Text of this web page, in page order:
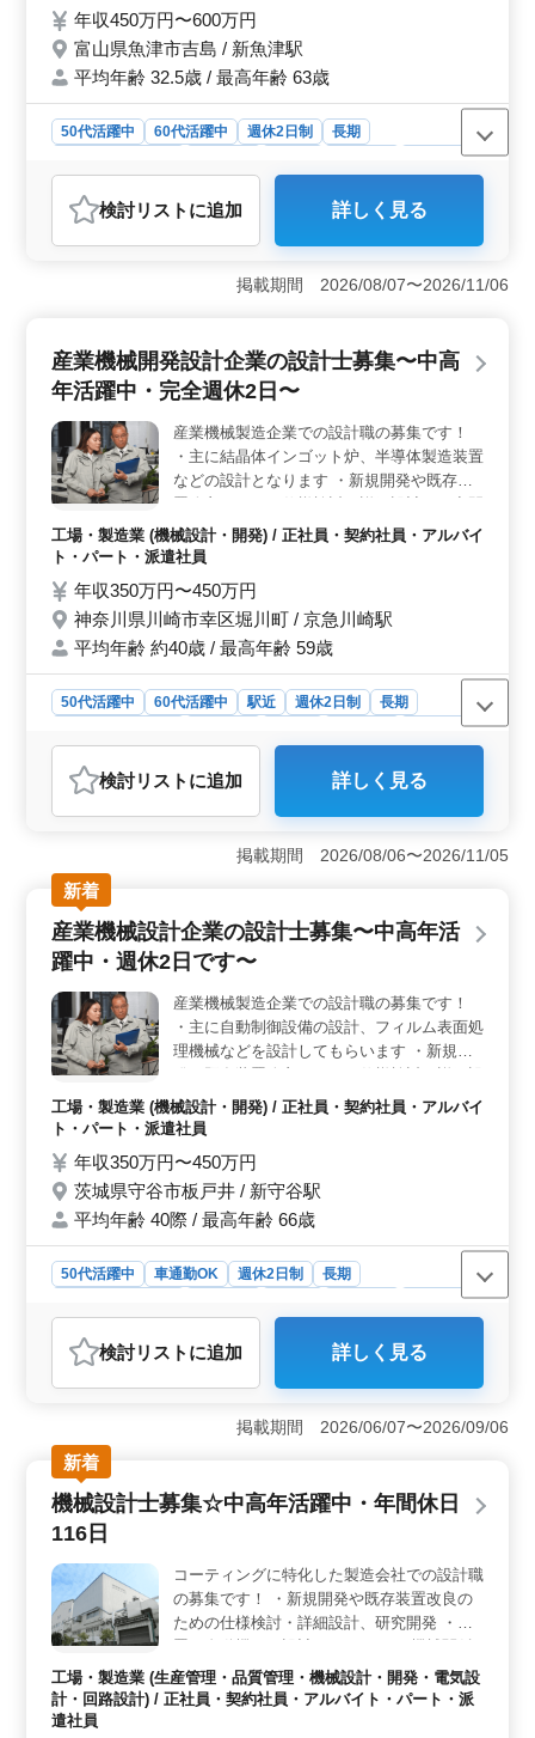
40代活躍している現場です。 ぜひご応募く
ださい！
年収450万円〜600万円
富山県魚津市吉島 / 新魚津駅
平均年齢 32.5歳 / 最高年齢 63歳
50代活躍中 60代活躍中 週休2日制
長期
派遣社員
おすすめポイント
＜製造エキスパート＞ 同社は製造業において、LSI設計
から電子制御機器まで幅広い分野において確かな実績を
誇ります。組込システム開発の中でも、アナログ・デジ
し、小型筐体から大型ラックまでの機構・筐体・構造設
計を行います。また、ハードウェア設計においては電子
性を追求しています。 ＜働きやすさ抜群＞ 魚津市
吉島の中堅企業で、新魚津駅からのアクセスも良好で
す。週休2日制で残業は少なめ、定期的な休日も確保され
ています。年収400万円〜600万円、通勤手当全額支給な
どの待遇も整っており、安心して長く働ける環境が整っ
ています。
検討リスト に追加 詳しく見る
掲載期間 2026/08/07〜2026/11/06
産業機械開発設計企業の設計士募集〜中高
年活躍中・完全週休2日〜
産業機械製造企業での設計職の募集です！
・主に結晶体インゴット炉、半導体製造装置
などの設計となります ・新規開発や既存装
発 ・他企業への機械、装置、器具の設計、
製図の指導業務 ＣＡＤ経験者募集中 特に半
応募お待ちしております！
工場・製造業 (機械設計・開発) / 正社員・契約社員・アルバイ
ト・パート・派遣社員
年収350万円〜450万円
神奈川県川崎市幸区堀川町 / 京急川崎駅
平均年齢 約40歳 / 最高年齢 59歳
50代活躍中 60代活躍中 駅近 週休2日制
長期
派遣社員
工場・製造業
おすすめポイント
＜高度技術の挑戦＞ 産業機械の設計に挑戦しません
か？結晶体インゴット炉や半導体製造装置の新規開発や
改良に携わります。研究開発と具体的な設計、製図指導
の幅広い業務で、お客様の期待に応える高度な技術を提
供します。 ＜CADスキル重視＞ CAD経験者、特に
半導体装置設計の経験者を歓迎します。先端技術を活か
し、機械、装置、器具の設計に携わりませんか？設計に
出しましょう。 ＜働きやすい環境＞ 完全週休2日制
で、土日祝はお休みです。夏季休業、年末年始、GW休暇
も取得可能です。残業は月平均10時間と少なめで、ワー
クライフバランスを重視しています。女性も歓迎し、禁
煙の快適な職場環境でお待ちしています。
検討リスト に追加 詳しく見る
掲載期間 2026/08/06〜2026/11/05
新着
産業機械設計企業の設計士募集〜中高年活
躍中・週休2日です〜
産業機械製造企業での設計職の募集です！
・主に自動制御設備の設計、フィルム表面処
理機械などを設計してもらいます ・新規開
計、研究開発 ・他企業への機械、装置、器
具の設計、製図の指導業務 AUTOCAD経験
者優遇致します 皆様のご応募お待ちしてお
ります！
工場・製造業 (機械設計・開発) / 正社員・契約社員・アルバイ
ト・パート・派遣社員
年収350万円〜450万円
茨城県守谷市板戸井 / 新守谷駅
平均年齢 40際 / 最高年齢 66歳
50代活躍中 車通勤OK 週休2日制
長期
派遣社員
工場・製造業
おすすめポイント
＜ベテラン設計士の大募集＞ 自動制御設備やフィルム
表面処理機械などの設計業務を担当し、新規開発や既存
装置の改良、研究開発に携わります。ベテラン経験者を
積極的に求めており、中高年の方も歓迎していま
す。 ＜CAD経験者優遇＞ AUTOCAD経験者を特に
歓迎しています。また、ロールtoロール装置設計経験者は
優遇されるポイントとなります。CADを駆使して設計に
です。 ＜好条件の待遇＞ 週休2日制で、土日祝が休
みとなります。残業も少なめでワークライフバランスを
重視しています。交通手段には車通勤が可能で、無料駐
車場も完備されています。年収は350〜450万円と、経験
やスキルに見合った待遇が用意されています。
検討リスト に追加 詳しく見る
掲載期間 2026/06/07〜2026/09/06
新着
機械設計士募集☆中高年活躍中・年間休日
116日
コーティングに特化した製造会社での設計職
の募集です！ ・新規開発や既存装置改良の
ための仕様検討・詳細設計、研究開発 ・装
置（自動機）の設計 モノづくり、機械関係
に興味のある方、大歓迎です！ ＣＡＤ経験
者優遇！ 50代、60代歓迎企業！
工場・製造業 (生産管理・品質管理・機械設計・開発・電気設
計・回路設計) / 正社員・契約社員・アルバイト・パート・派
遣社員